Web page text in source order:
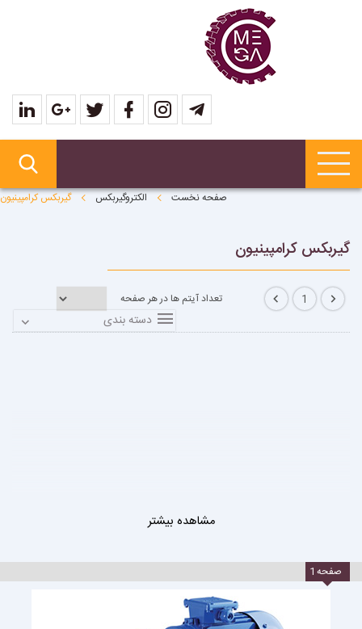
صفحه نخست الکتروگیربکس گیربکس کرامپینیون
گیربکس کرامپینیون
1 تعداد آیتم ها در هر صفحه
دسته بندی
مشاهده بیشتر
صفحه 1